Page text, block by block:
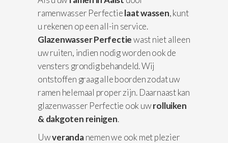
ramenwasser Perfectielaat wassen, kunt
u rekenen op een all-in service.
Glazenwasser Perfectiewast niet alleen
uw ruiten, indien nodig worden ook de
vensters grondig behandeld. Wij
ontstoffen graag alle boorden zodat uw
ramen helemaal proper zijn. Daarnaast kan
glazenwasser Perfectie ook uwrolluiken
& dakgoten reinigen.
Uwverandanemen we ook met plezier